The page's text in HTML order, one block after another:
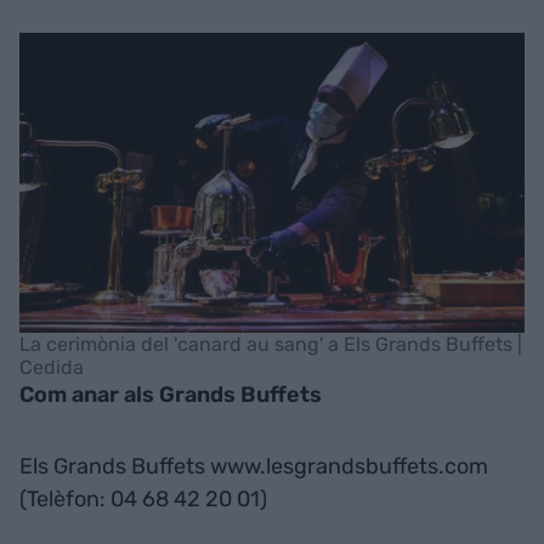
La cerimònia del 'canard au sang' a Els Grands Buffets |
Cedida
Com anar als Grands Buffets
Els Grands Buffets www.lesgrandsbuffets.com
(Telèfon: 04 68 42 20 01)